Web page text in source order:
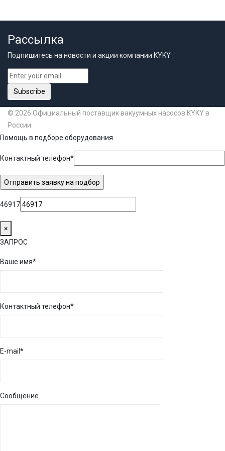
Рассылка
Подпишитесь на новости и акции компании KYKY
Subscribe
© 2026 Официальный поставщик вакуумных насосов KYKY в
России
Помощь в подборе оборудования
Контактный телефон*
46917
×
ЗАПРОС
Ваше имя*
Контактный телефон*
E-mail*
Сообщение